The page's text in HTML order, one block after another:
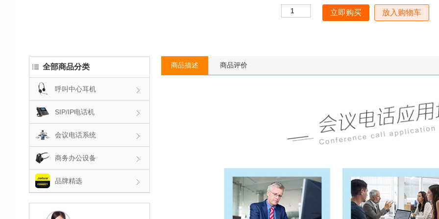
放入购物车
商品描述 商品评价
全部商品分类
呼叫中心耳机
SIP/IP电话机
会议电话系统
商务办公设备
品牌精选